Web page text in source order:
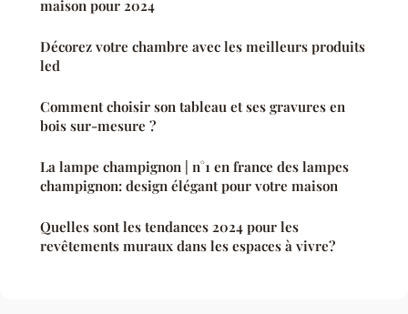
maison pour 2024
Décorez votre chambre avec les meilleurs produits
led
Comment choisir son tableau et ses gravures en
bois sur-mesure ?
La lampe champignon | n°1 en france des lampes
champignon: design élégant pour votre maison
Quelles sont les tendances 2024 pour les
revêtements muraux dans les espaces à vivre?